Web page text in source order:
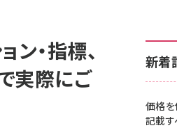
・指標、
実際にご
新着
価格
記載す